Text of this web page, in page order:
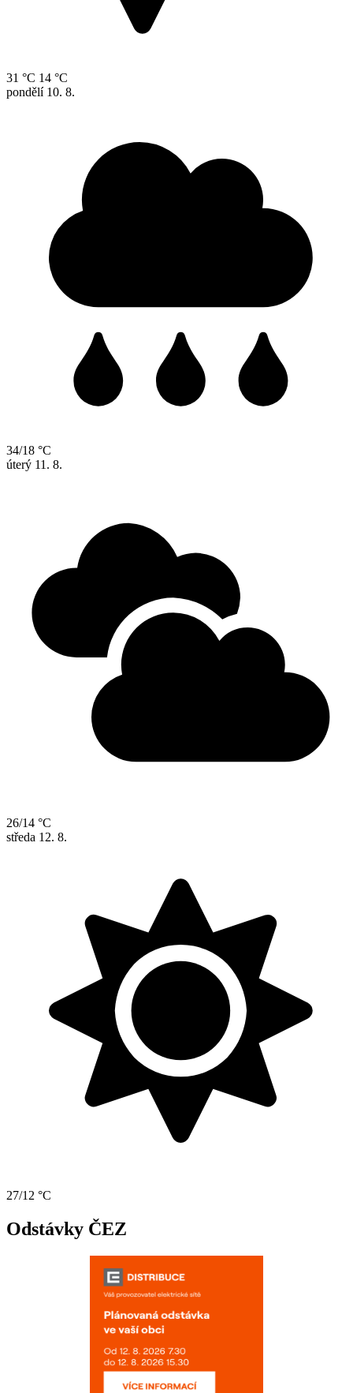
31 °C 14 °C
pondělí 10. 8.
34/18 °C
úterý 11. 8.
26/14 °C
středa 12. 8.
27/12 °C
Odstávky ČEZ